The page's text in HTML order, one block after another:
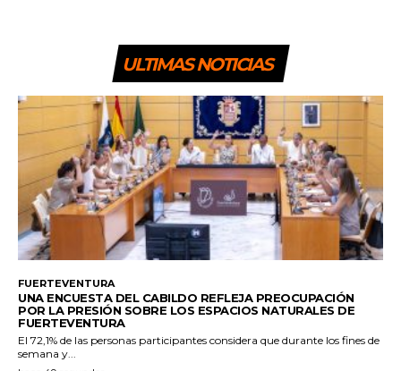
ULTIMAS NOTICIAS
FUERTEVENTURA
UNA ENCUESTA DEL CABILDO REFLEJA PREOCUPACIÓN
POR LA PRESIÓN SOBRE LOS ESPACIOS NATURALES DE
FUERTEVENTURA
El 72,1% de las personas participantes considera que durante los fines de
semana y...